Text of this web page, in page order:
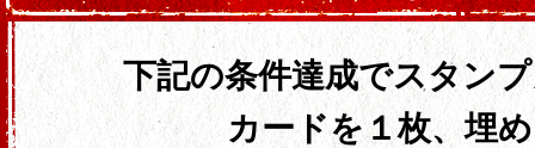
下記の条件達成でスタン
カードを１枚、埋